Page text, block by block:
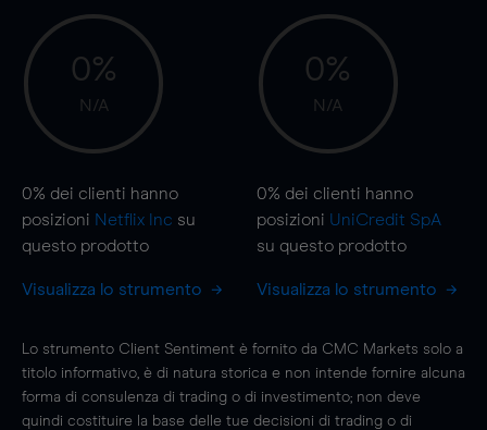
0%
N/A
0% dei clienti hanno
posizioni Netflix Inc su
questo prodotto
Visualizza lo strumento
0%
N/A
0% dei clienti hanno
posizioni UniCredit SpA
su questo prodotto
Visualizza lo strumento
Lo strumento Client Sentiment è fornito da CMC Markets solo a
titolo informativo, è di natura storica e non intende fornire alcuna
forma di consulenza di trading o di investimento; non deve
quindi costituire la base delle tue decisioni di trading o di